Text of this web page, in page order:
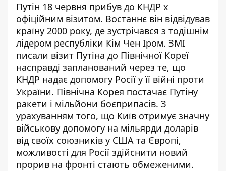
Путін 18 червня прибув до КНДР х
офіційним візитом. Востаннє він відвідував
країну 2000 року, де зустрічався з тодішнім
лідером республіки Кім Чен Іром. ЗМІ
писали візит Путіна до Північної Кореї
насправді запланований через те, що
КНДР надає допомогу Росії у її війні проти
України. Північна Корея постачає Путіну
ракети і мільйони боєприпасів. З
урахуванням того, що Київ отримує значну
військову допомогу на мільярди доларів
від своїх союзників у США та Європі,
можливості для Росії здійснити новий
прорив на фронті стають обмеженими.